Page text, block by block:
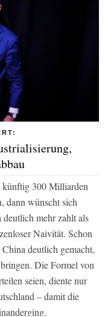
künftig 300 Milliarden
dann wünscht sich
deutlich mehr zahlt als
Naivität. Schon
deutlich gemacht,
Die Formel von
seien, diente nur
– damit die